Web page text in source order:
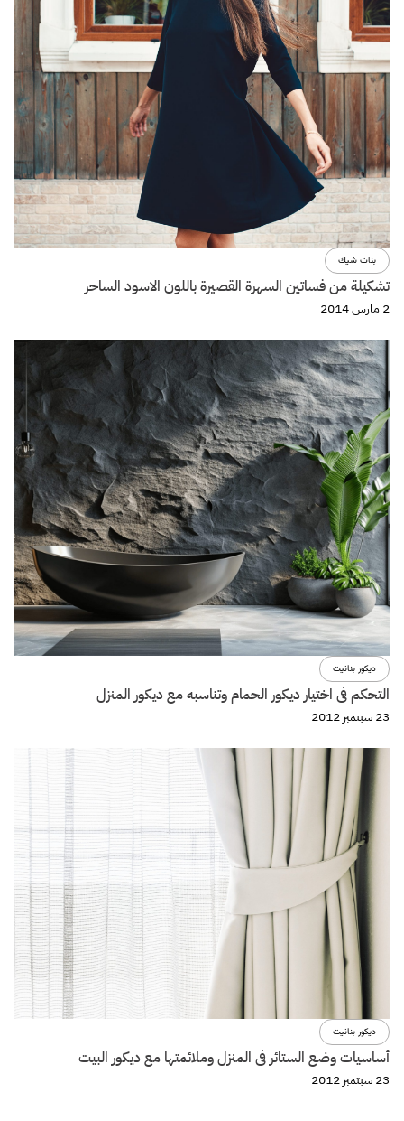
بنات شيك
تشكيلة من فساتين السهرة القصيرة باللون الاسود الساحر
2 مارس 2014
ديكور بنانيت
التحكم فى اختيار ديكور الحمام وتناسبه مع ديكور المنزل
23 سبتمبر 2012
ديكور بنانيت
أساسيات وضع الستائر فى المنزل وملائمتها مع ديكور البيت
23 سبتمبر 2012